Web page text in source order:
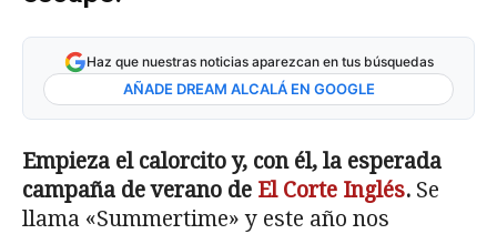
Haz que nuestras noticias aparezcan en tus búsquedas
AÑADE DREAM ALCALÁ EN GOOGLE
Empieza el calorcito y, con él, la esperada
campaña de verano de El Corte Inglés. Se
llama «Summertime» y este año nos